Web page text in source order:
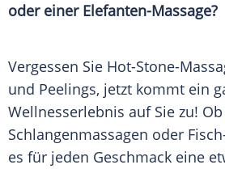
oder einer Elefanten-Massage?
Vergessen Sie Hot-Stone-
und Peelings, jetzt kommt ein
Wellnesserlebnis auf Sie zu!
Schlangenmassagen oder
es für jeden Geschmack eine